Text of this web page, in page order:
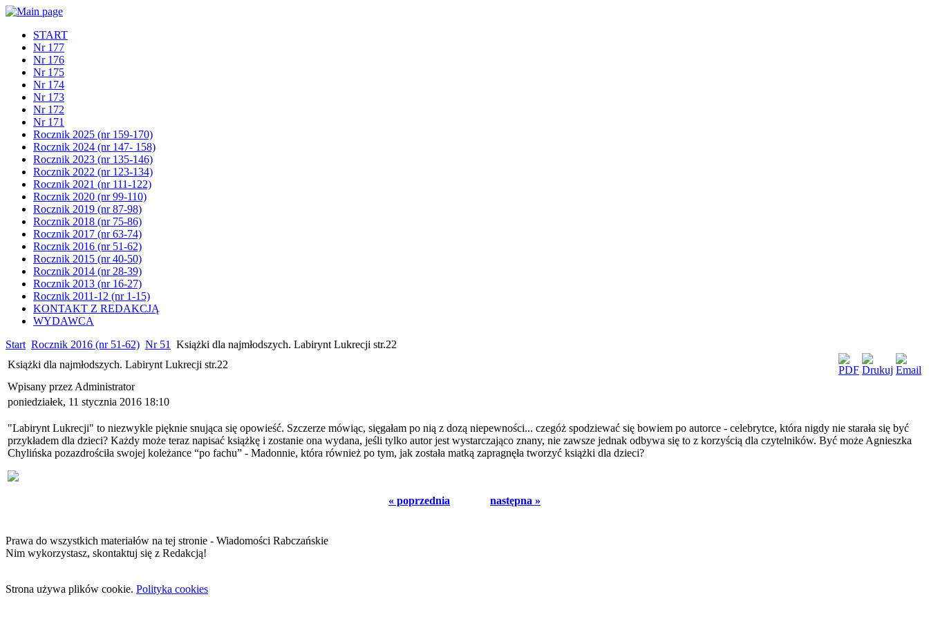
START
Nr 177
Nr 176
Nr 175
Nr 174
Nr 173
Nr 172
Nr 171
Rocznik 2025 (nr 159-170)
Rocznik 2024 (nr 147- 158)
Rocznik 2023 (nr 135-146)
Rocznik 2022 (nr 123-134)
Rocznik 2021 (nr 111-122)
Rocznik 2020 (nr 99-110)
Rocznik 2019 (nr 87-98)
Rocznik 2018 (nr 75-86)
Rocznik 2017 (nr 63-74)
Rocznik 2016 (nr 51-62)
Rocznik 2015 (nr 40-50)
Rocznik 2014 (nr 28-39)
Rocznik 2013 (nr 16-27)
Rocznik 2011-12 (nr 1-15)
KONTAKT Z REDAKCJĄ
WYDAWCA
Start Rocznik 2016 (nr 51-62) Nr 51
Książki dla najmłodszych. Labirynt Lukrecji str.22
Książki dla najmłodszych. Labirynt Lukrecji str.22
Wpisany przez Administrator
poniedziałek, 11 stycznia 2016 18:10
"Labirynt Lukrecji" to niezwykle pięknie snująca się opowieść. Szczerze mówiąc, sięgałam po nią z dozą niepewności... czegóż spodziewać się bowiem po autorce - celebrytce, która nigdy nie starała się być
przykładem dla dzieci? Każdy może teraz napisać książkę i zostanie ona wydana, jeśli tylko autor jest wystarczająco znany, nie zawsze jednak odbywa się to z korzyścią dla czytelników. Być może Agnieszka
Chylińska pozazdrościła swojej koleżance “po fachu” - Madonnie, która również po tym, jak została matką zapragnęła tworzyć książki dla dzieci?
« poprzednia następna »
Prawa do wszystkich materiałów na tej stronie - Wiadomości Rabczańskie
Nim wykorzystasz, skontaktuj się z Redakcją!
Strona używa plików cookie. Polityka cookies